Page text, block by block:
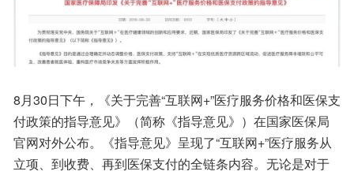
8月30日下午，《关于完善“互联网+”医疗服务价格和医保支
付政策的指导意见》（简称《指导意见》）在国家医保局
官网对外公布。《指导意见》呈现了“互联网+”医疗服务从
立项、到收费、再到医保支付的全链条内容。无论是对于